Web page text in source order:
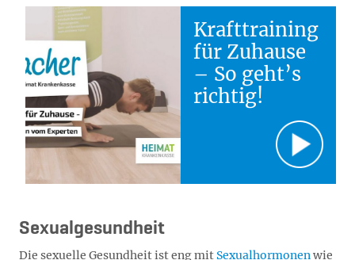
Krafttraining
für Zuhause
– So geht’s
richtig!
Sexualgesundheit
Die sexuelle Gesundheit ist eng mit Sexualhormonenwie